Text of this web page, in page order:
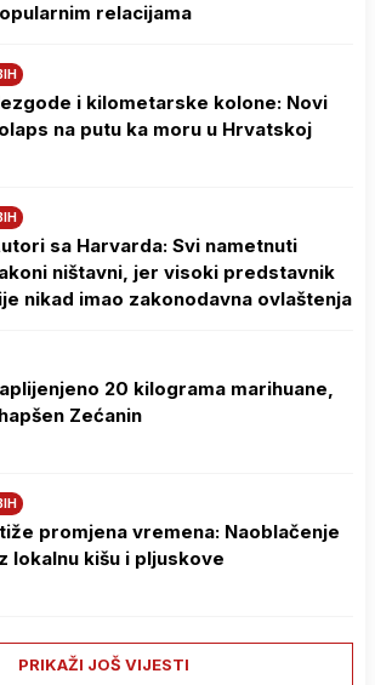
relacijama
i kilometarske kolone: Novi
na putu ka moru u Hrvatskoj
sa Harvarda: Svi nametnuti
ništavni, jer visoki predstavnik
nikad imao zakonodavna ovlaštenja
20 kilograma marihuane,
Zećanin
promjena vremena: Naoblačenje
lokalnu kišu i pljuskove
PRIKAŽI JOŠ VIJESTI